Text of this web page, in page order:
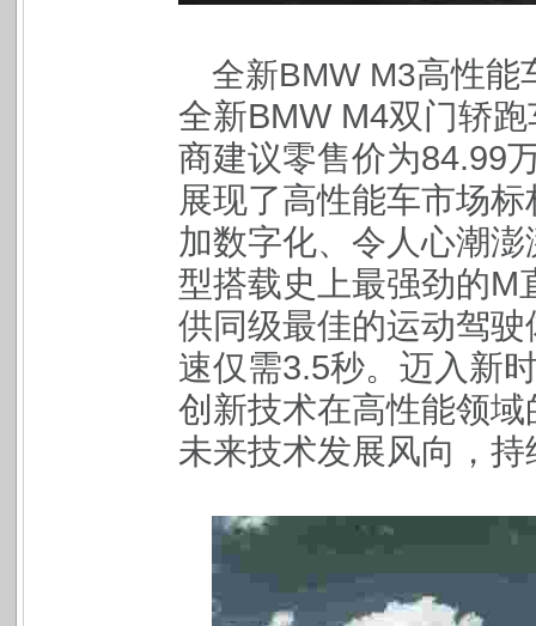
全新BMW M3高性能
全新BMW M4双门轿
商建议零售价为84.99
展现了高性能车市场
加数字化、令人心潮
型搭载史上最强劲的M
供同级最佳的运动驾
速仅需3.5秒。迈入新
创新技术在高性能领
未来技术发展风向，持